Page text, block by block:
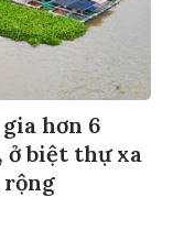
hơn 6
ở biệt thự xa
rộng